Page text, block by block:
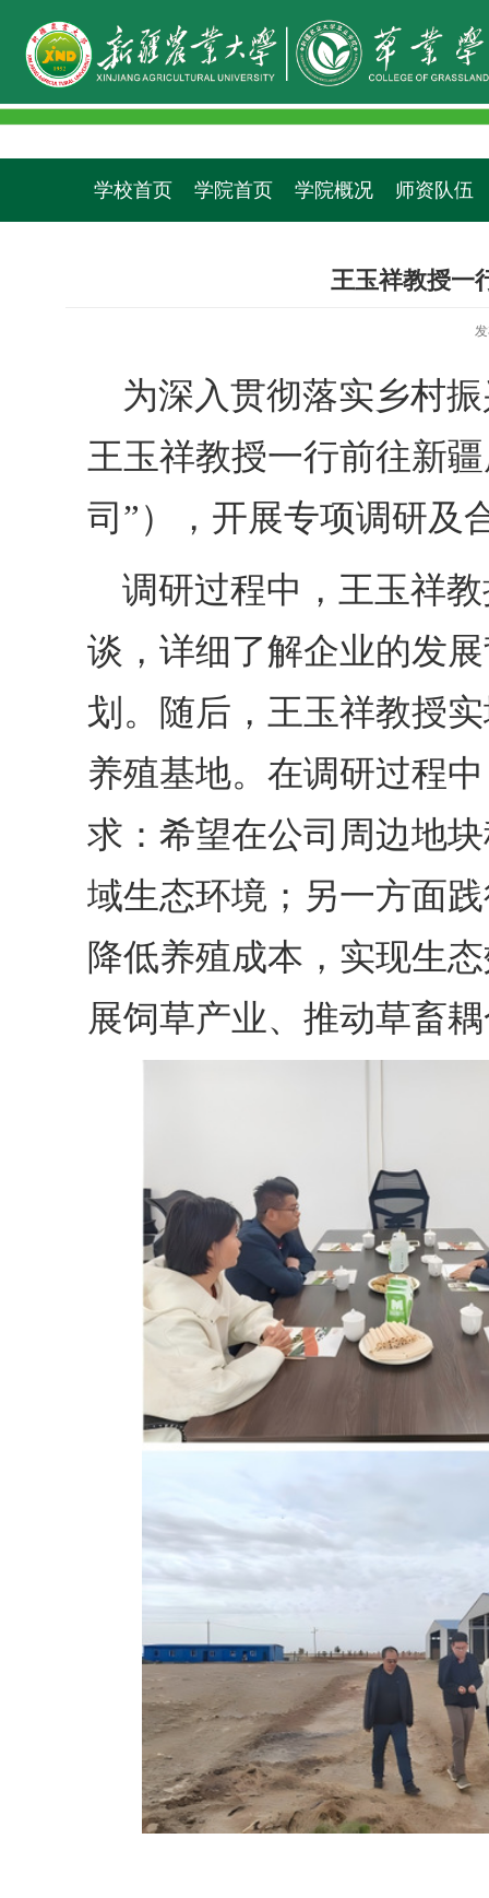
学校首页 学院首页 学院概况 师资队伍
王玉祥教授一
为深入贯彻落实乡村振
王玉祥教授一行前往新
司 ”），开展专项调研及
调研过程中，王玉祥教
谈，详细了解企业的发
划。随后，王玉祥教授
养殖基地。在调研过程
求：希望在公司周边地
域生态环境；另一方面
降低养殖成本，实现生
展饲草产业、推动草畜